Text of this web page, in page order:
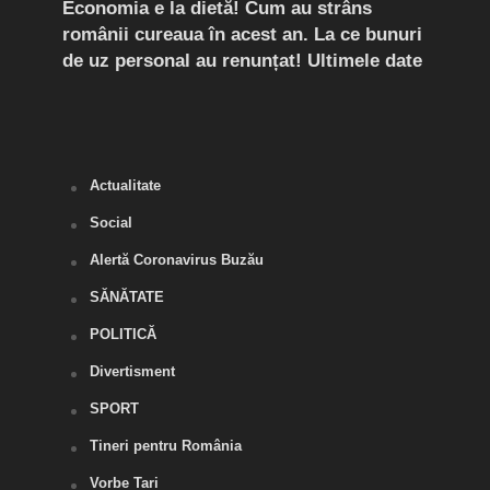
Economia e la dietă! Cum au strâns
românii cureaua în acest an. La ce bunuri
de uz personal au renunțat! Ultimele date
Actualitate
Social
Alertă Coronavirus Buzău
SĂNĂTATE
POLITICĂ
Divertisment
SPORT
Tineri pentru România
Vorbe Tari